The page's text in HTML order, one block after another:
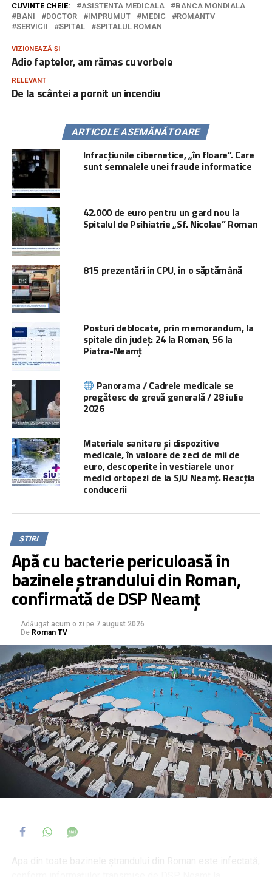
CUVINTE CHEIE: ASISTENTA MEDICALA
BANCA MONDIALA
BANI
DOCTOR IMPRUMUT MEDIC
ROMANTV
SERVICII
SPITAL SPITALUL ROMAN
VIZIONEAZĂ ȘI
Adio faptelor, am rămas cu vorbele
RELEVANT
De la scântei a pornit un incendiu
ARTICOLE ASEMĂNĂTOARE
Infracțiunile cibernetice, „în floare”. Care
sunt semnalele unei fraude informatice
42.000 de euro pentru un gard nou la
Spitalul de Psihiatrie „Sf. Nicolae” Roman
815 prezentări în CPU, în o săptămână
Posturi deblocate, prin memorandum, la
spitale din județ: 24 la Roman, 56 la
Piatra-Neamț
Panorama / Cadrele medicale se
pregătesc de grevă generală / 28 iulie
2026
Materiale sanitare și dispozitive
medicale, în valoare de zeci de mii de
euro, descoperite în vestiarele unor
medici ortopezi de la SJU Neamț. Reacția
conducerii
ȘTIRI
Apă cu bacterie periculoasă în
bazinele ștrandului din Roman,
confirmată de DSP Neamț
Adăugat acum o zi pe 7 august 2026
De Roman TV